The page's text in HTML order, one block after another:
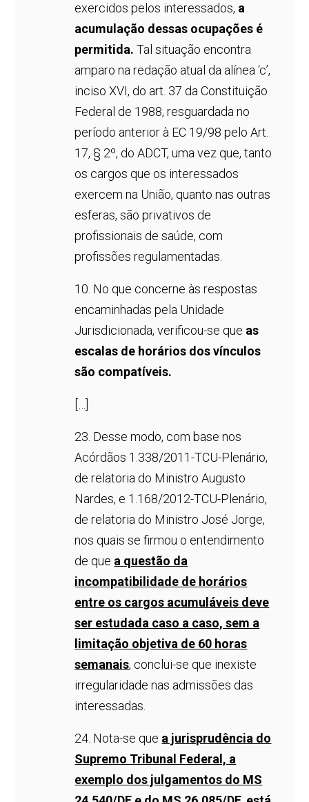
exercidos pelos interessados, a
acumulação dessas ocupações é
permitida. Tal situação encontra
amparo na redação atual da alínea ‘c’,
inciso XVI, do art. 37 da Constituição
Federal de 1988, resguardada no
período anterior à EC 19/98 pelo Art.
17, § 2º, do ADCT, uma vez que, tanto
os cargos que os interessados
exercem na União, quanto nas outras
esferas, são privativos de
profissionais de saúde, com
profissões regulamentadas.
10. No que concerne às respostas
encaminhadas pela Unidade
Jurisdicionada, verificou-se que as
escalas de horários dos vínculos
são compatíveis.
23. Desse modo, com base nos
Acórdãos 1.338/2011-TCU-Plenário,
de relatoria do Ministro Augusto
Nardes, e 1.168/2012-TCU-Plenário,
de relatoria do Ministro José Jorge,
nos quais se firmou o entendimento
de que a questão da
incompatibilidade de horários
entre os cargos acumuláveis deve
ser estudada caso a caso, sem a
limitação objetiva de 60 horas
semanais, conclui-se que inexiste
irregularidade nas admissões das
interessadas.
24. Nota-se que a jurisprudência do
Supremo Tribunal Federal, a
exemplo dos julgamentos do MS